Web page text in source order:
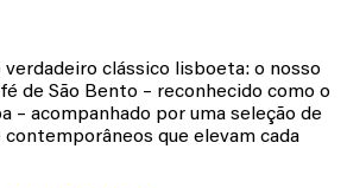
verdadeiro clássico lisboeta: o nosso
de São Bento – reconhecido como o
– acompanhado por uma seleção de
que elevam cada